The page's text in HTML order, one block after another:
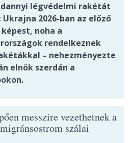
légvédelmi rakétát
2026-ban az előző
noha a
rendelkeznek
– nehezményezte
elnök szerdán a
messzire vezethetnek a
szálai